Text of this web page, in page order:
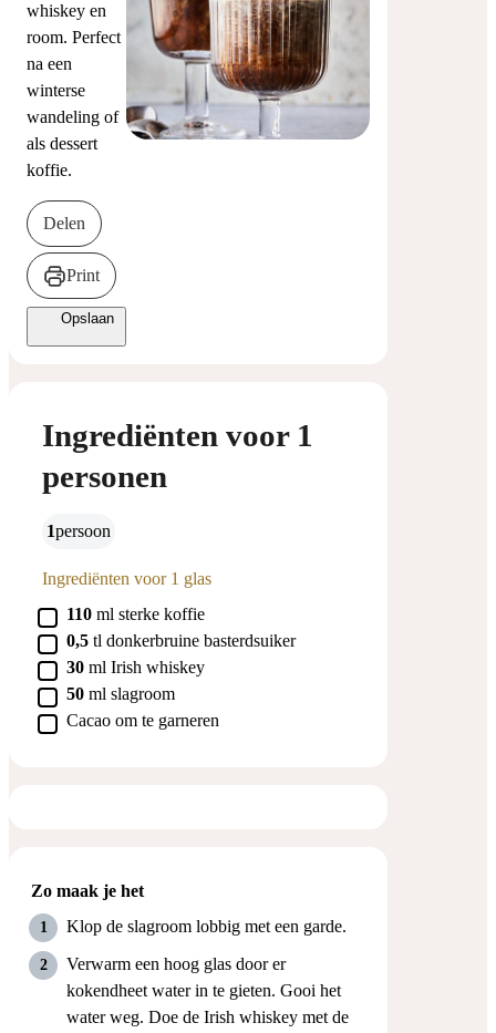
whiskey en
room. Perfect
na een
winterse
wandeling of
als dessert
koffie.
Delen
Print
Opslaan
Ingrediënten voor 1
personen
1 persoon
Ingrediënten voor 1 glas
▢
110 ml sterke koffie
▢
0,5 tl donkerbruine basterdsuiker
▢
30 ml Irish whiskey
▢
50 ml slagroom
▢
Cacao om te garneren
Zo maak je het
Klop de slagroom lobbig met een garde.
Verwarm een hoog glas door er
kokendheet water in te gieten. Gooi het
water weg. Doe de Irish whiskey met de